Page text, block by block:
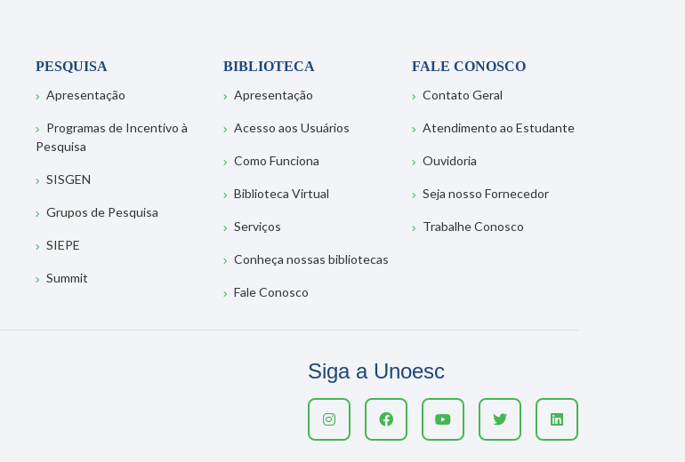
PESQUISA
Apresentação
Programas de Incentivo à
Pesquisa
SISGEN
Grupos de Pesquisa
SIEPE
Summit
BIBLIOTECA
Apresentação
Acesso aos Usuários
Como Funciona
Biblioteca Virtual
Serviços
Conheça nossas bibliotecas
Fale Conosco
FALE CONOSCO
Contato Geral
Atendimento ao Estudante
Ouvidoria
Seja nosso Fornecedor
Trabalhe Conosco
Siga a Unoesc